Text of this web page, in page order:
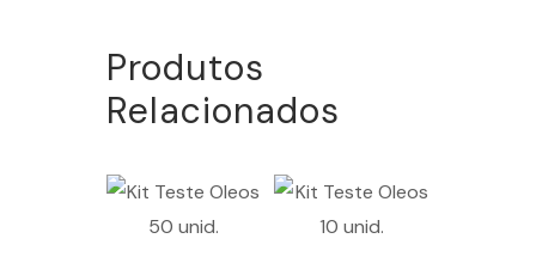
Produtos
Relacionados